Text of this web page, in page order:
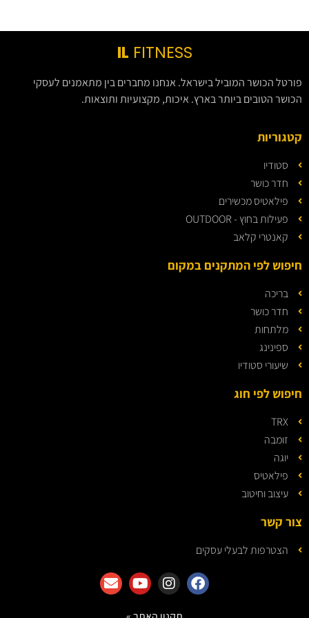
IL FITNESS
פורטל הכושר המוביל בישראל. אנחנו מחברים בין מתאמנים לעסקי
הכושר הטובים ביותר בארץ. איכות, מקצועיות ותוצאות.
קטגוריות
סטודיו
חדר כושר
פילאטיס מכשירים
פעילות בחוץ - OUTDOOR
קאנטרי קלאב
חיפוש לפי המתקנים במקום
בריכה
חדר כושר
מלתחות
ספינינג
שיעורי סטודיו
חיפוש לפי חוג
TRX
זומבה
יוגה
פילאטיס
עיצוב וחיטוב
צור קשר
הצטרפות לבעלי עסקים